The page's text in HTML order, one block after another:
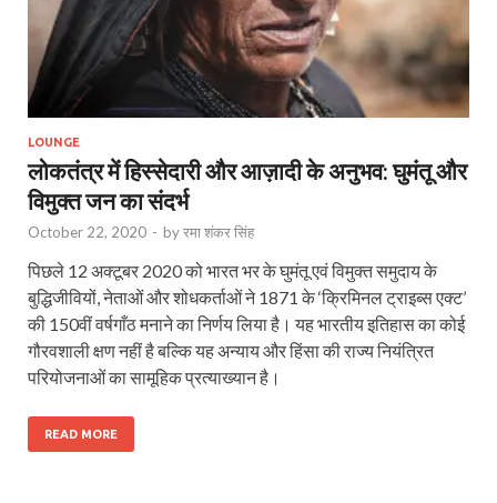
LOUNGE
लोकतंत्र में हिस्सेदारी और आज़ादी के अनुभव: घुमंतू और
विमुक्त जन का संदर्भ
October 22, 2020 - byरमा शंकर सिंह
पिछले 12 अक्टूबर 2020 को भारत भर के घुमंतू एवं विमुक्त समुदाय के
बुद्धिजीवियों, नेताओं और शोधकर्ताओं ने 1871 के ‘क्रिमिनल ट्राइब्स एक्ट’
की 150वीं वर्षगाँठ मनाने का निर्णय लिया है। यह भारतीय इतिहास का कोई
गौरवशाली क्षण नहीं है बल्कि यह अन्याय और हिंसा की राज्य नियंत्रित
परियोजनाओं का सामूहिक प्रत्याख्यान है।
READ MORE